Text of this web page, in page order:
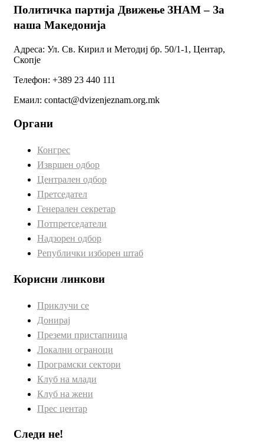
Политичка партија Движење ЗНАМ – За
наша Македонија
Адреса: Ул. Св. Кирил и Методиј бр. 50/1-1, Центар,
Скопје
Телефон: +389 23 440 111
Емаил: contact@dvizenjeznam.org.mk
Органи
Конгрес
Извршен одбор
Централен одбор
Претседател
Генерален секретар
Потпретседатели
Надзорен одбор
Републички изборен штаб
Корисни линкови
Приклучи се
Донирај
Преземи пристапница
Локални ограноци
Програмски сектори
Клуб на млади
Клуб на жени
Прес центар
Следи не!